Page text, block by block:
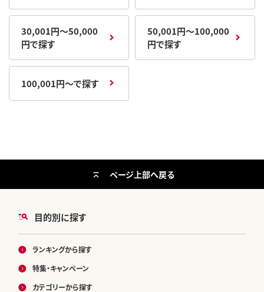
30,001円～50,000
円で探す
50,001円～100,000
円で探す
100,001円～で探す
目的別に探す
ランキングから探す
特集・キャンペーン
カテゴリーから探す
ページ上部へ戻る